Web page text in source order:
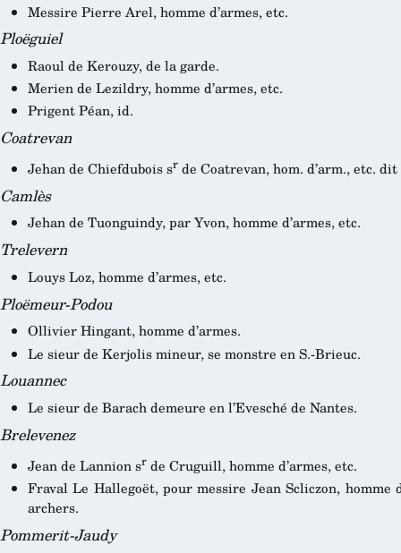
Messire Pierre Arel, homme d’armes, etc.
Ploëguiel
Raoul de Kerouzy, de la garde.
Merien de Lezildry, homme d’armes, etc.
Prigent Péan, id.
Coatrevan
Jehan de Chiefdubois srde Coatrevan, hom. d’arm., etc.
Camlès
Jehan de Tuonguindy, par Yvon, homme d’armes, etc.
Trelevern
Louys Loz, homme d’armes, etc.
Ploëmeur-Podou
Ollivier Hingant, homme d’armes.
Le sieur de Kerjolis mineur, se monstre en S.-Brieuc.
Louannec
Le sieur de Barach demeure en l’Evesché de Nantes.
Brelevenez
Jean de Lannion srde Cruguill, homme d’armes, etc.
Fraval Le Hallegoët, pour messire Jean Scliczon, homme
archers.
Pommerit-Jaudy